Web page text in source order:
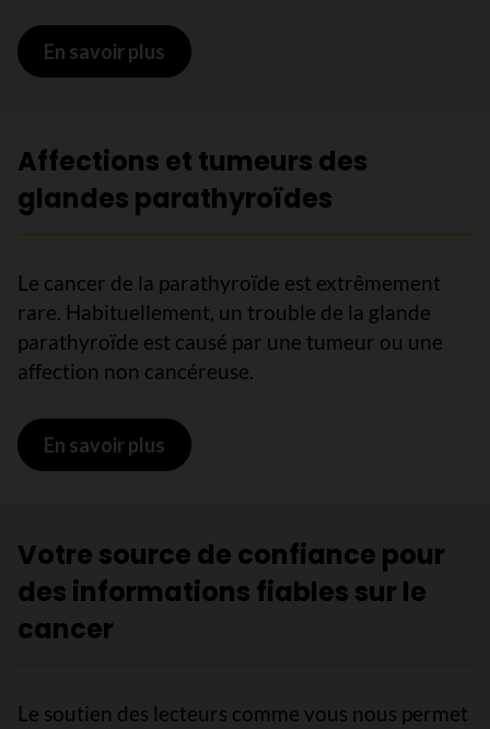
En savoir plus sur Les glandes parathyroïdes
Affections et tumeurs des
glandes parathyroïdes
Le cancer de la parathyroïde est extrêmement
rare. Habituellement, un trouble de la glande
parathyroïde est causé par une tumeur ou une
affection non cancéreuse.
En savoir plus sur Affections et tumeurs des
Votre source de confiance pour
des informations fiables sur le
cancer
Le soutien des lecteurs comme vous nous permet